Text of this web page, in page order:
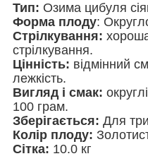
Тип: Озима цибуля
Форма плоду:
Стрілкування: хороша
стрілкування.
Цінність: відмінний
лежкість.
Вигляд і смак:
100 грам.
Зберігається: Для
Колір плоду:
Сітка: 10.0 кг